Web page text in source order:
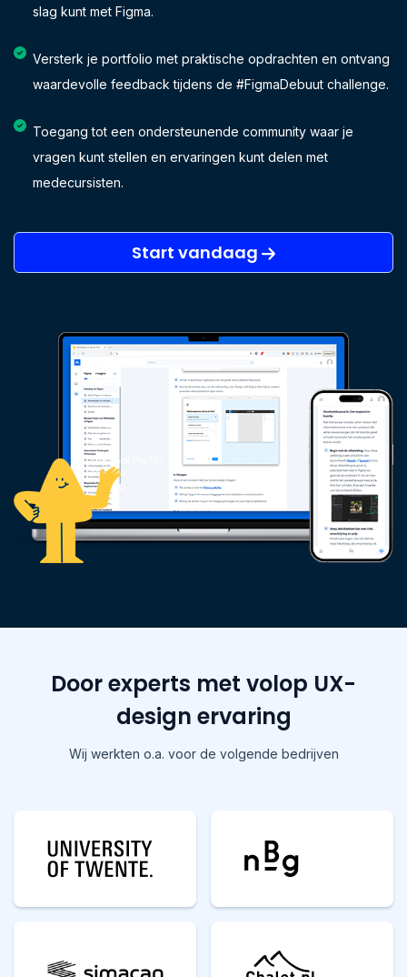
slag kunt met Figma.
Versterk je portfolio met praktische opdrachten en ontvang
waardevolle feedback tijdens de #FigmaDebuut challenge.
Toegang tot een ondersteunende community waar je
vragen kunt stellen en ervaringen kunt delen met
medecursisten.
Start vandaag
Door experts met volop UX-
design ervaring
Wij werkten o.a. voor de volgende bedrijven